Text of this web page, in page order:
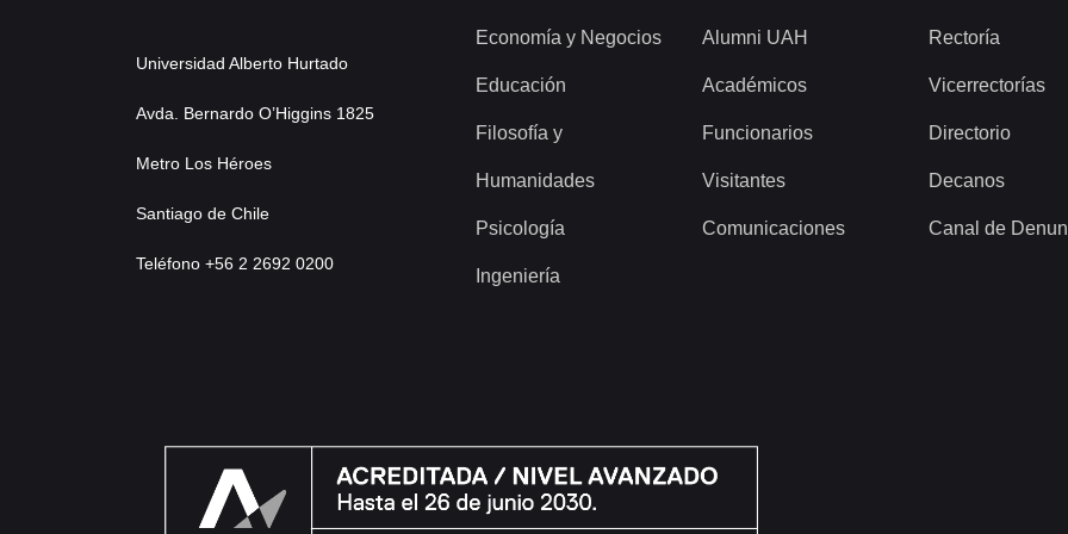
Universidad Alberto Hurtado
Avda. Bernardo O’Higgins 1825
Metro Los Héroes
Santiago de Chile
Teléfono +56 2 2692 0200
Economía y Negocios
Educación
Filosofía y
Humanidades
Psicología
Ingeniería
Alumni UAH
Académicos
Funcionarios
Visitantes
Comunicaciones
Rectoría
Vicerrectorías
Directorio
Decanos
Canal de